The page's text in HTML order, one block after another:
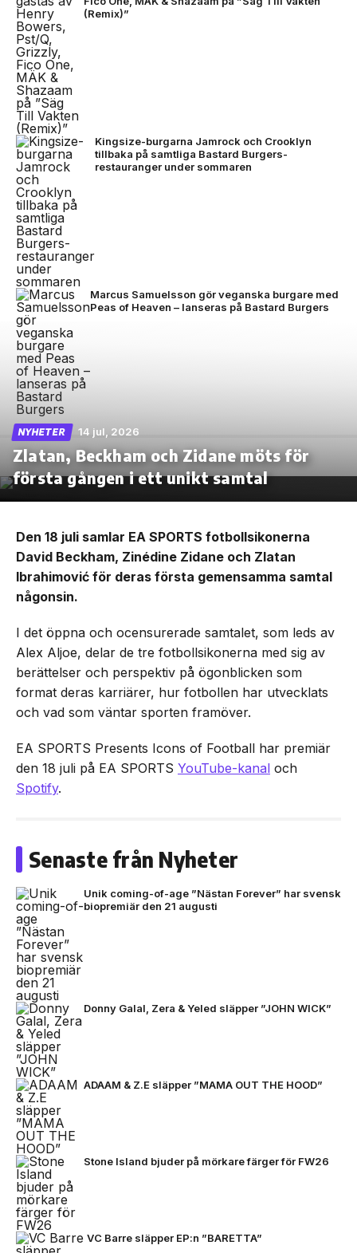
(Remix)”
Kingsize-burgarna Jamrock och Crooklyn
tillbaka på samtliga Bastard Burgers-
restauranger under sommaren
Marcus Samuelsson gör veganska burgare med
Peas of Heaven – lanseras på Bastard Burgers
NYHETER 14 jul, 2026
Zlatan, Beckham och Zidane möts för
första gången i ett unikt samtal
Den 18 juli samlar EA SPORTS fotbollsikonerna
David Beckham, Zinédine Zidane och Zlatan
Ibrahimović för deras första gemensamma samtal
någonsin.
I det öppna och ocensurerade samtalet, som leds av
Alex Aljoe, delar de tre fotbollsikonerna med sig av
berättelser och perspektiv på ögonblicken som
format deras karriärer, hur fotbollen har utvecklats
och vad som väntar sporten framöver.
EA SPORTS Presents Icons of Football har premiär
den 18 juli på EA SPORTS YouTube-kanal och
Spotify.
Senaste från Nyheter
Unik coming-of-age ”Nästan Forever” har svensk
biopremiär den 21 augusti
Donny Galal, Zera & Yeled släpper ”JOHN WICK”
ADAAM & Z.E släpper ”MAMA OUT THE HOOD”
Stone Island bjuder på mörkare färger för FW26
VC Barre släpper EP:n ”BARETTA”